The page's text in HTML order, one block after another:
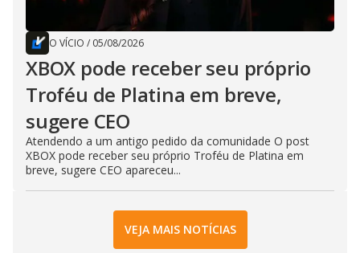
O VÍCIO / 05/08/2026
XBOX pode receber seu próprio
Troféu de Platina em breve,
sugere CEO
Atendendo a um antigo pedido da comunidade O post
XBOX pode receber seu próprio Troféu de Platina em
breve, sugere CEO apareceu...
VEJA MAIS NOTÍCIAS